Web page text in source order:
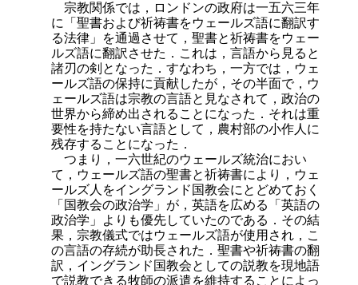
宗教関係では，ロンドンの政府は一五六三年
に「聖書および祈祷書をウェールズ語に翻訳す
る法律」を通過させて，聖書と祈祷書をウェー
ルズ語に翻訳させた．これは，言語から見ると
諸刃の剣となった．すなわち，一方では，ウェ
ールズ語の保持に貢献したが，その半面で，ウ
ェールズ語は宗教の言語と見なされて，政治の
世界から締め出されることになった．それは重
要性を持たない言語として，農村部の小作人に
残存することになった．
つまり，一六世紀のウェールズ統治におい
て，ウェールズ語の聖書と祈祷書により，ウェ
ールズ人をイングランド国教会にとどめておく
「国教会の政治学」が，英語を広める「英語の
政治学」よりも優先していたのである．その結
果，宗教儀式ではウェールズ語が使用され，こ
の言語の存続が助長された．聖書や祈祷書の翻
訳，イングランド国教会としての説教を現地語
で説教できる牧師の派遣を維持することによっ